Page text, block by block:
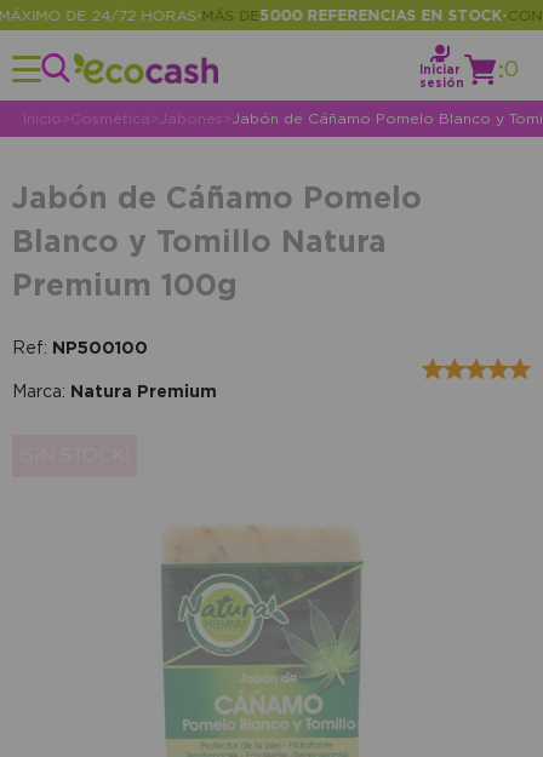
DE 24/72 HORAS•MÁS DE 5000 REFERENCIAS EN STOCK•
Iniciar
sesión
:0
Inicio>Cosmética> Jabones > Jabón de Cáñamo Pomelo Blanco y
Jabón de Cáñamo Pomelo
Blanco y Tomillo Natura
Premium 100g
Ref: NP500100
Marca: Natura Premium